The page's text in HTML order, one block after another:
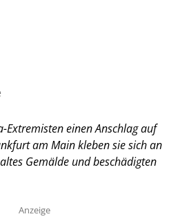
Extremisten einen Anschlag auf
am Main kleben sie sich an
Gemälde und beschädigten
Anzeige